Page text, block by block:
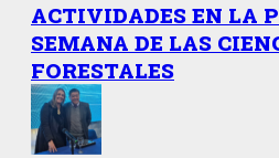
ACTIVIDADES EN LA
SEMANA DE LAS
FORESTALES